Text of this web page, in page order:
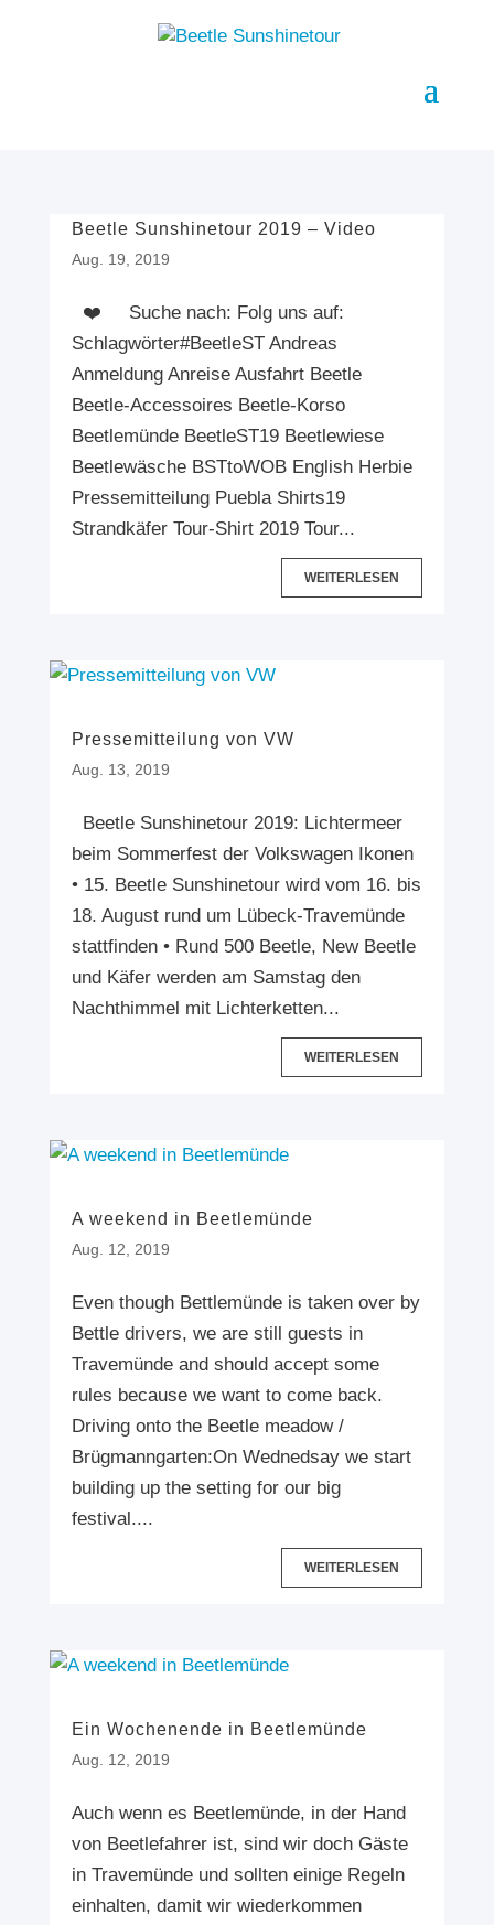
Beetle Sunshinetour 2019 – Video
Aug. 19, 2019
❤️ Suche nach: Folg uns auf:
Schlagwörter#BeetleST Andreas
Anmeldung Anreise Ausfahrt Beetle
Beetle-Accessoires Beetle-Korso
Beetlemünde BeetleST19 Beetlewiese
Beetlewäsche BSTtoWOB English Herbie
Pressemitteilung Puebla Shirts19
Strandkäfer Tour-Shirt 2019 Tour...
WEITERLESEN
Pressemitteilung von VW
Aug. 13, 2019
Beetle Sunshinetour 2019: Lichtermeer
beim Sommerfest der Volkswagen Ikonen
• 15. Beetle Sunshinetour wird vom 16. bis
18. August rund um Lübeck-Travemünde
stattfinden • Rund 500 Beetle, New Beetle
und Käfer werden am Samstag den
Nachthimmel mit Lichterketten...
WEITERLESEN
A weekend in Beetlemünde
Aug. 12, 2019
Even though Bettlemünde is taken over by
Bettle drivers, we are still guests in
Travemünde and should accept some
rules because we want to come back.
Driving onto the Beetle meadow /
Brügmanngarten:On Wednedsay we start
building up the setting for our big
festival....
WEITERLESEN
Ein Wochenende in Beetlemünde
Aug. 12, 2019
Auch wenn es Beetlemünde, in der Hand
von Beetlefahrer ist, sind wir doch Gäste
in Travemünde und sollten einige Regeln
einhalten, damit wir wiederkommen